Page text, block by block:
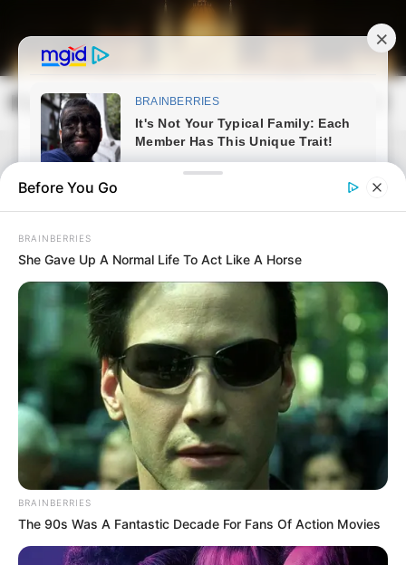
content
Magyarország Kincsei
Search
Before You Go
BRAINBERRIES
She Gave Up A Normal Life To Act Like A Horse
BRAINBERRIES
The 90s Was A Fantastic Decade For Fans Of Action Movies